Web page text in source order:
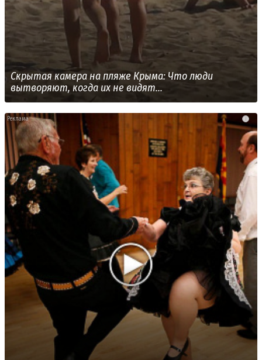
Скрытая камера на пляже Крыма: Что люди
вытворяют, когда их не видят...
i